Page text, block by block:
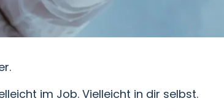
im Job. Vielleicht in dir selbst.